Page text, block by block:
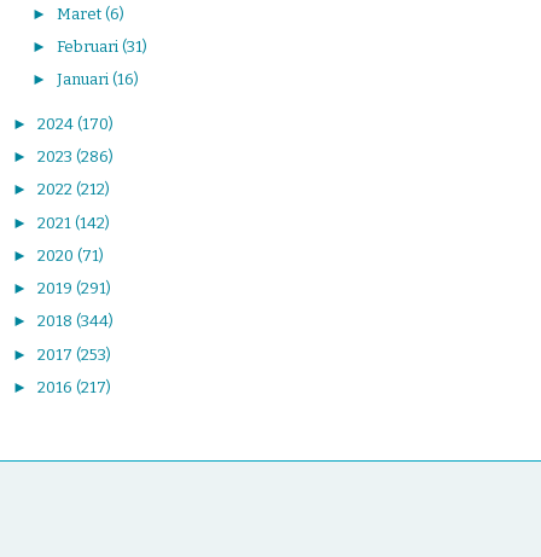
► Maret (6)
► Februari (31)
► Januari (16)
► 2024 (170)
► 2023 (286)
► 2022 (212)
► 2021 (142)
► 2020 (71)
► 2019 (291)
► 2018 (344)
► 2017 (253)
► 2016 (217)